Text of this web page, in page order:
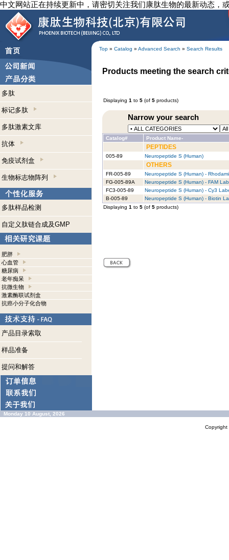
中文网站正在持续更新中，请密切关注我们康肽生物的最新动态，
Top » Catalog » Advanced Search » Search Results
多肽
标记多肽
多肽激素文库
抗体
免疫试剂盒
生物标志物阵列
多肽样品检测
自定义肽链合成及GMP
肥胖
心血管
糖尿病
老年痴呆
抗微生物
激素酶联试剂盒
抗癌小分子化合物
产品目录索取
样品准备
提问和解答
Products meeting the search
Displaying 1 to 5 (of 5 products)
Narrow your search
Catalog# Product Name-
PEPTIDES
005-89 Neuropeptide S (Human)
OTHERS
FR-005-89
Neuropeptide S (Human) -
FG-005-89A
Neuropeptide S (Human) - FAM
FC3-005-89
Neuropeptide S (Human) - Cy3
B-005-89
Neuropeptide S (Human) - Biotin
Displaying 1 to 5 (of 5 products)
Monday 10 August, 2026